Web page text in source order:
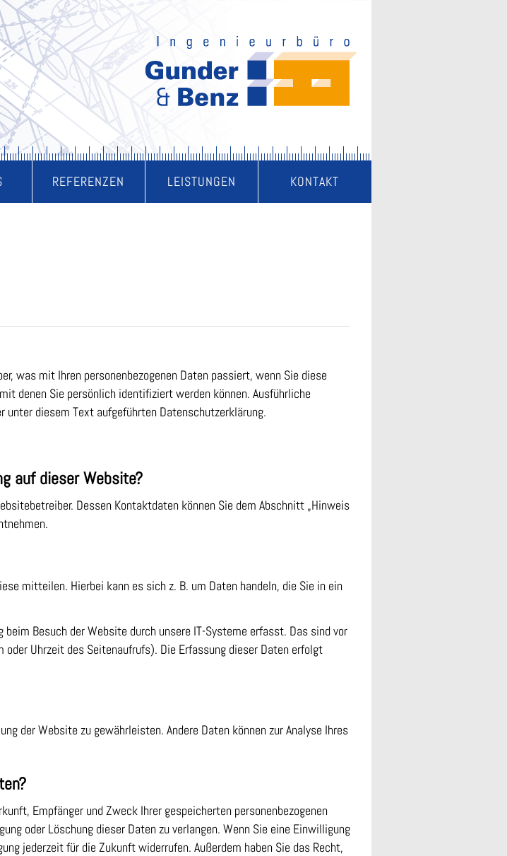
REFERENZEN LEISTUNGEN KONTAKT
was mit Ihren personenbezogenen Daten passiert, wenn Sie diese
denen Sie persönlich identifiziert werden können. Ausführliche
unter diesem Text aufgeführten Datenschutzerklärung.
auf dieser Website?
Dessen Kontaktdaten können Sie dem Abschnitt „Hinweis
mitteilen. Hierbei kann es sich z. B. um Daten handeln, die Sie in ein
Besuch der Website durch unsere IT-Systeme erfasst. Das sind vor
Uhrzeit des Seitenaufrufs). Die Erfassung dieser Daten erfolgt
der Website zu gewährleisten. Andere Daten können zur Analyse Ihres
Empfänger und Zweck Ihrer gespeicherten personenbezogenen
oder Löschung dieser Daten zu verlangen. Wenn Sie eine Einwilligung
jederzeit für die Zukunft widerrufen. Außerdem haben Sie das Recht,